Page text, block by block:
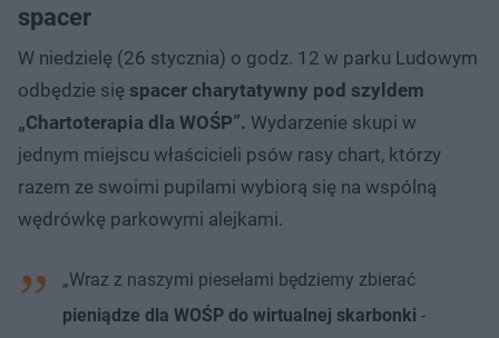
spacer
W niedzielę (26 stycznia) o godz. 12 w parku Ludowym
odbędzie się spacer charytatywny pod szyldem
„Chartoterapia dla WOŚP”. Wydarzenie skupi w
jednym miejscu właścicieli psów rasy chart, którzy
razem ze swoimi pupilami wybiorą się na wspólną
wędrówkę parkowymi alejkami.
„Wraz z naszymi piesełami będziemy zbierać
pieniądze dla WOŚP do wirtualnej skarbonki -